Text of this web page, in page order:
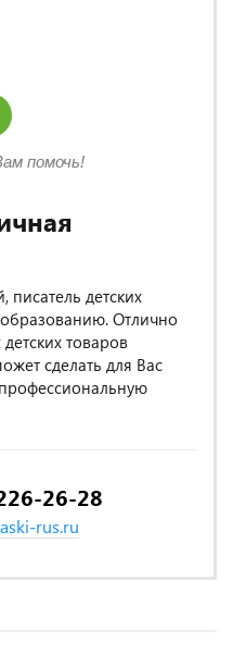
писатель детских
образованию. Отлично
товаров
сделать для Вас
26-28
rus.ru
помочь!